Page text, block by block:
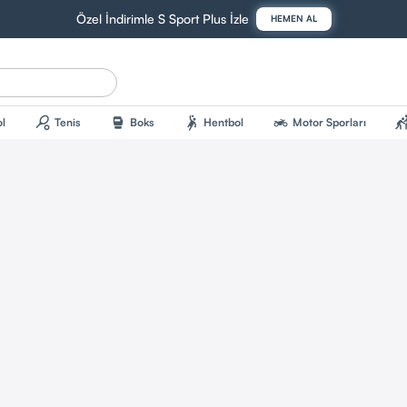
Özel İndirimle S Sport Plus İzle HEMEN AL
sports_tennis Tenis sports_mma Boks sports_handball Hentbol two_wheeler Motor Sporları